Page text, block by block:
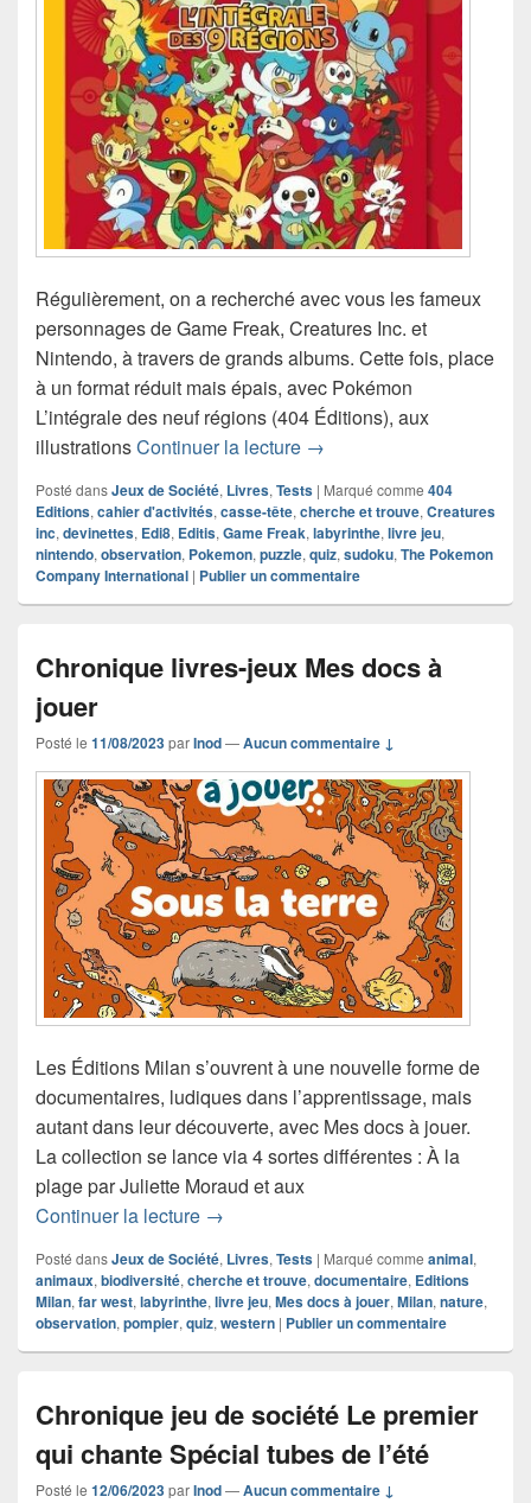
Régulièrement, on a recherché avec vous les fameux
personnages de Game Freak, Creatures Inc. et
Nintendo, à travers de grands albums. Cette fois, place
à un format réduit mais épais, avec Pokémon
L’intégrale des neuf régions (404 Éditions), aux
illustrationsContinuer la lecture Chronique livre jeu
→
Posté dansJeux de Société, Livres, Tests | Marqué comme 404
Editions, cahier d'activités, casse-tête, cherche et trouve, Creatures
inc, devinettes, Edi8, Editis, Game Freak, labyrinthe, livre jeu,
nintendo, observation, Pokemon, puzzle, quiz, sudoku, The Pokemon
Company International | Publier un commentaire
Chronique livres-jeux Mes docs à
jouer
Posté le 11/08/2023parInod—Aucun commentaire ↓
Les Éditions Milan s’ouvrent à une nouvelle forme de
documentaires, ludiques dans l’apprentissage, mais
autant dans leur découverte, avec Mes docs à jouer.
La collection se lance via 4 sortes différentes : À la
plage par Juliette Moraud et aux
Continuer la lecture Chronique livres-jeux Mes docs à jouer
→
Posté dansJeux de Société, Livres, Tests | Marqué comme animal,
animaux, biodiversité, cherche et trouve, documentaire, Editions
Milan, far west, labyrinthe, livre jeu, Mes docs à jouer, Milan, nature,
observation, pompier, quiz, western | Publier un commentaire
Chronique jeu de société Le premier
qui chante Spécial tubes de l’été
Posté le 12/06/2023parInod—Aucun commentaire ↓